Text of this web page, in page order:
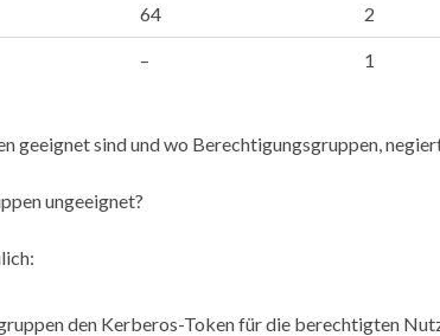
64 2
– 1
geeignet sind und wo Berechtigungsgruppen,
ungeeignet?
den Kerberos-Token für die berechtigten